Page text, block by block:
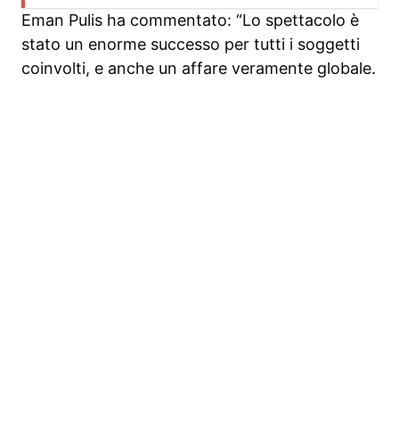
Eman Pulis ha commentato: “Lo spettacolo è
stato un enorme successo per tutti i soggetti
coinvolti, e anche un affare veramente globale.